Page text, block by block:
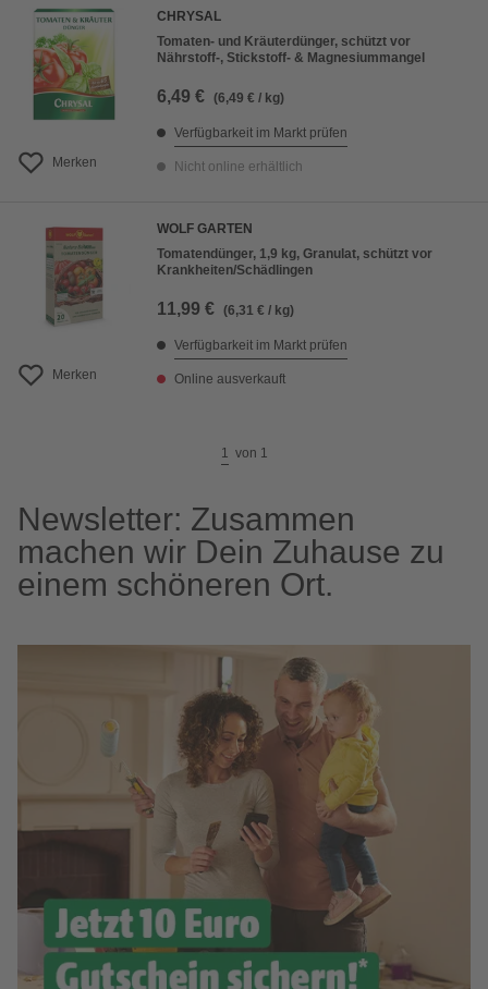
Merken
CHRYSAL
Tomaten- und Kräuterdünger, schützt vor
Nährstoff-, Stickstoff- & Magnesiummangel
6,49 € (6,49 € / kg)
Verfügbarkeit im Markt prüfen
Nicht online erhältlich
Merken
WOLF GARTEN
Tomatendünger, 1,9 kg, Granulat, schützt vor
Krankheiten/Schädlingen
11,99 € (6,31 € / kg)
Verfügbarkeit im Markt prüfen
Online ausverkauft
1 von 1
Newsletter: Zusammen
machen wir Dein Zuhause zu
einem schöneren Ort.